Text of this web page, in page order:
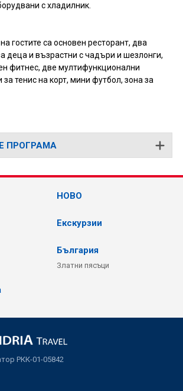
с хладилник.
гостите са основен ресторант, два
деца и възрастни с чадъри и шезлонги,
фитнес, две мултифункционални
тенис на корт, мини футбол, зона за
ПРОГРАМА
НОВО
Екскурзии
България
Златни пясъци
РКК-01-05842